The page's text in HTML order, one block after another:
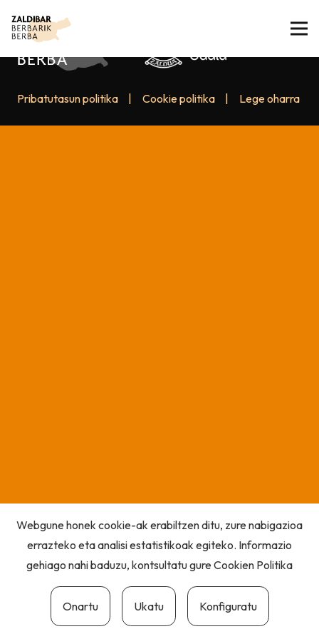
Pribatutasun politika Cookie politika Lege oharra
Webgune honek cookie-ak erabiltzen ditu, zure nabigazioa
errazteko eta analisi estatistikoak egiteko. Informazio
gehiago nahi baduzu, kontsultatu gureCookien Politika
Onartu Ukatu Konfiguratu